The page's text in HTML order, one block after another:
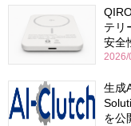
テリ
安全
2026/
生成
を公